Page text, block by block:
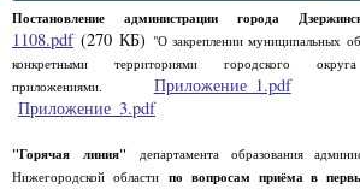
Постановление администрации города
1108.pdf(270 КБ) "О закреплении муниципальных
конкретными территориями городского
приложениями. Приложение_1.pdf
Приложение_3.pdf
"Горячая линия" департамента образования
Нижегородской области по вопросам приёма в